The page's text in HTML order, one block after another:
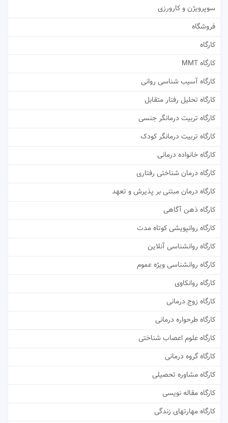
سوپرویژن و کارورزی
فروشگاه
کارگاه
کارگاه MMT
کارگاه آسیب شناسی روانی
کارگاه تحلیل رفتار متقابل
کارگاه تربیت درمانگر جنسی
کارگاه تربیت درمانگر کودک
کارگاه خانواده درمانی
کارگاه درمان شناختی رفتاری
کارگاه درمان مبتنی بر پذیرش و تعهد
کارگاه ذهن آگاهی
کارگاه روانپویشی کوتاه مدت
کارگاه روانشناسی آنلاین
کارگاه روانشناسی ویژه عموم
کارگاه روانکاوی
کارگاه زوج درمانی
کارگاه طرحواره درمانی
کارگاه علوم اعصاب شناختی
کارگاه گروه درمانی
کارگاه مشاوره تحصیلی
کارگاه مقاله نویسی
کارگاه مهارتهای زندگی